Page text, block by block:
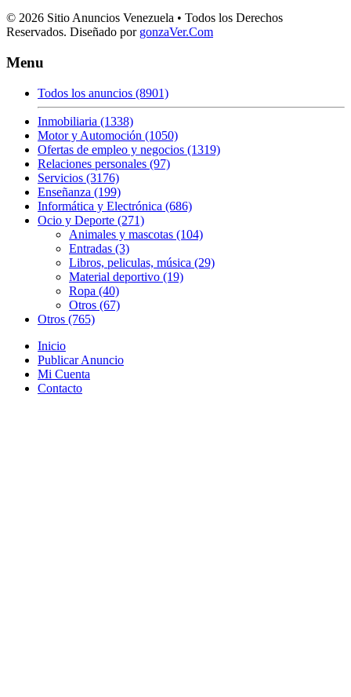
© 2026 Sitio Anuncios Venezuela • Todos los Derechos
Reservados. Diseñado por gonzaVer.Com
Menu
Todos los anuncios (8901)
Inmobiliaria (1338)
Motor y Automoción (1050)
Ofertas de empleo y negocios (1319)
Relaciones personales (97)
Servicios (3176)
Enseñanza (199)
Informática y Electrónica (686)
Ocio y Deporte (271)
Animales y mascotas (104)
Entradas (3)
Libros, peliculas, música (29)
Material deportivo (19)
Ropa (40)
Otros (67)
Otros (765)
Inicio
Publicar Anuncio
Mi Cuenta
Contacto